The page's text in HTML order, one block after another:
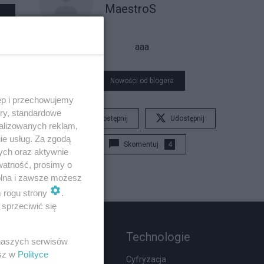
MaestroS
aaa
Nowości od blogera
Udostępnij Udostępnij
Skomentuj 4
Rozmaitości
Zdrowie
Technologie
Cyfryzacja
i przechowujemy
standardowe
reklam,
usług. Za zgodą
oraz aktywnie
prosimy o
i zawsze możesz
rogu strony
.
się
serwisów
w Polityce